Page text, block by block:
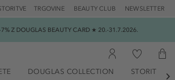
TRGOVINE BEAUTY CLUB NEWSLETTER
Z DOUGLAS BEAUTY CARD ★ 20.-31.7.2026.
DOUGLAS COLLECTION STORITVE
